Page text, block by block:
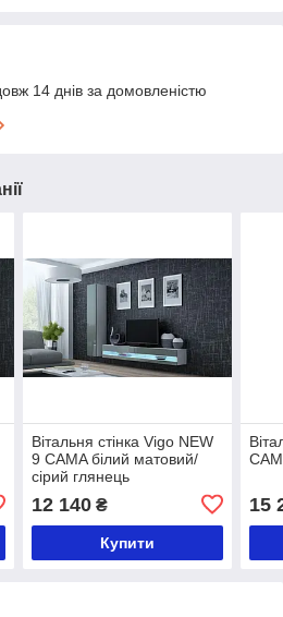
14 днів за домовленістю
Вітальня стінка Vigo NEW
9 CAMA білий матовий/
сірий глянець
12 140₴
Купити
15